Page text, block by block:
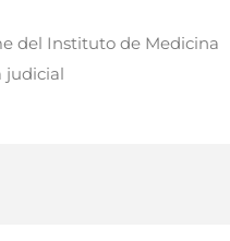
del Instituto de Medicina
judicial